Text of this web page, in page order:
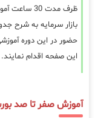
ظرف مدت 30 ساعت آموزش تئوری و عملی و بهمراه ارائه
بازار سرمایه به شرح
حضور در این دوره
این صفحه اقدام نمایند.
آموزش صفر تا صد